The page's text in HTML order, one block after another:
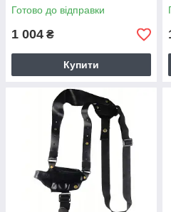
Готово до відправки
1 004 ₴
Купити